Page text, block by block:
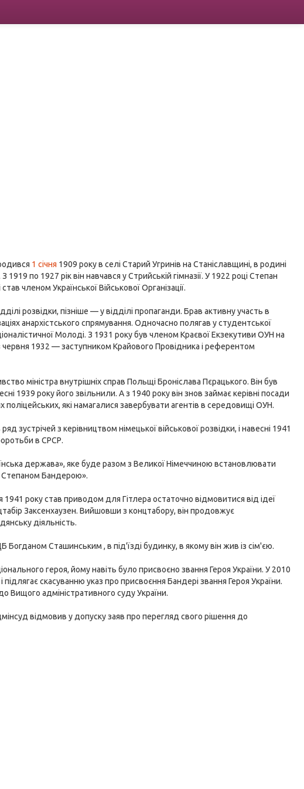
1 січня 1909 року в селі Старий Угринів на Станіславщині, в родині
по 1927 рік він навчався у Стрийській гімназії. У 1922 році Степан
членом Української Військової Організації.
розвідки, пізніше — у відділі пропаганди. Брав активну участь в
анархістського спрямування. Одночасно полягав у студентської
Молоді. З 1931 року був членом Краєвої Екзекутиви ОУН на
червня 1932 — заступником Крайового Провідника і референтом
міністра внутрішніх справ Польщі Броніслава Пєрацького. Він був
1939 року його звільнили. А з 1940 року він знов займає керівні посади
які намагалися завербувати агентів в середовищі ОУН.
з керівництвом німецької військової розвідки, і навесні 1941
в СРСР.
держава», яке буде разом з Великої Німеччиною встановлювати
Степаном Бандерою».
1941 року став приводом для Гітлера остаточно відмовитися від ідеї
Заксенхаузен. Вийшовши з концтабору, він продовжує
діяльність.
Сташинським , в під'їзді будинку, в якому він жив із сім'єю.
героя, йому навіть було присвоєно звання Героя України. У 2010
скасуванню указ про присвоєння Бандері звання Героя України.
Вищого адміністративного суду України.
відмовив у допуску заяв про перегляд свого рішення до